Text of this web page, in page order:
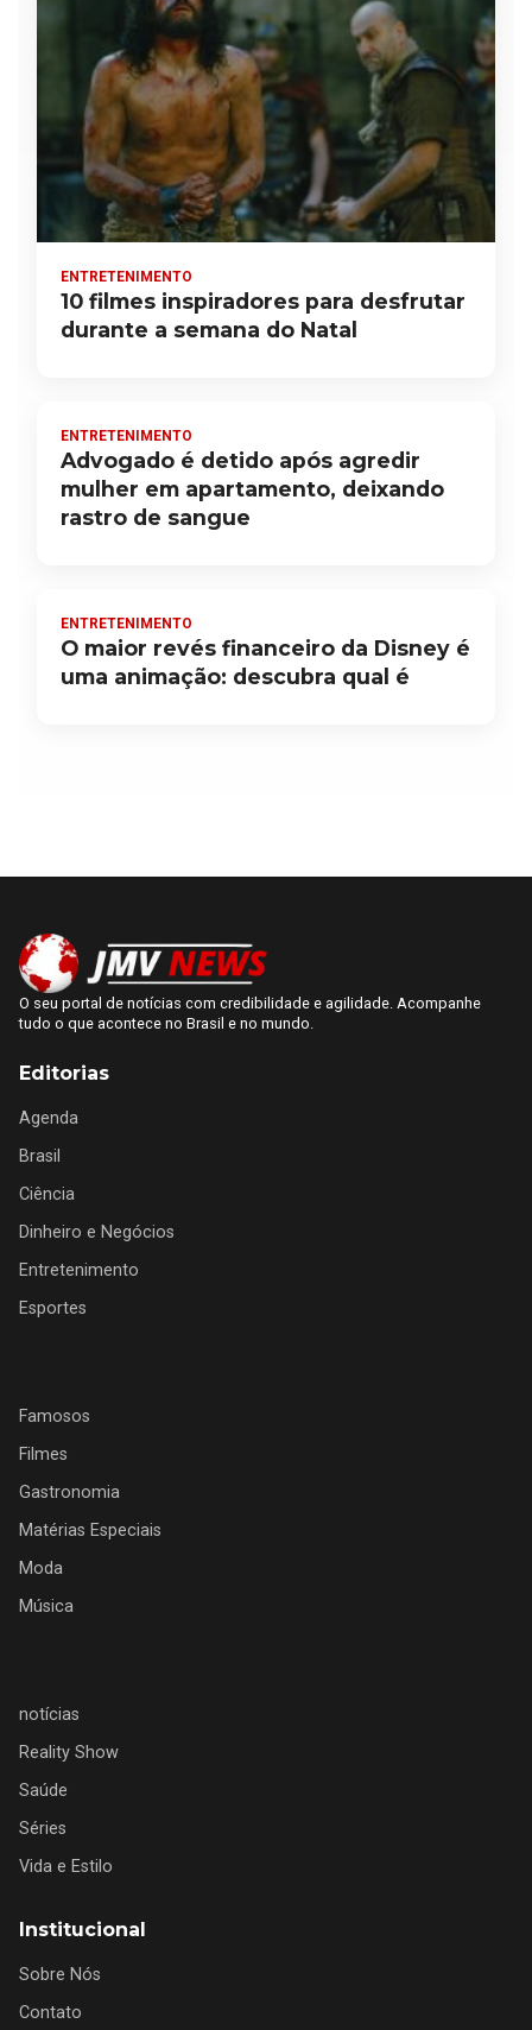
ENTRETENIMENTO
10 filmes inspiradores para desfrutar
durante a semana do Natal
ENTRETENIMENTO
Advogado é detido após agredir
mulher em apartamento, deixando
rastro de sangue
ENTRETENIMENTO
O maior revés financeiro da Disney é
uma animação: descubra qual é
O seu portal de notícias com credibilidade e agilidade. Acompanhe
tudo o que acontece no Brasil e no mundo.
Editorias
Agenda
Brasil
Ciência
Dinheiro e Negócios
Entretenimento
Esportes
Famosos
Filmes
Gastronomia
Matérias Especiais
Moda
Música
notícias
Reality Show
Saúde
Séries
Vida e Estilo
Institucional
Sobre Nós
Contato